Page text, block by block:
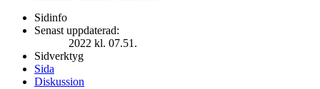
Sidinfo
Senast uppdaterad:
2022 kl. 07.51.
Sidverktyg
Sida
Diskussion